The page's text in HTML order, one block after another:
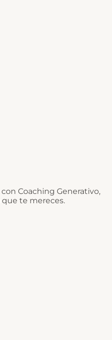
Coaching Generativo,
te mereces.